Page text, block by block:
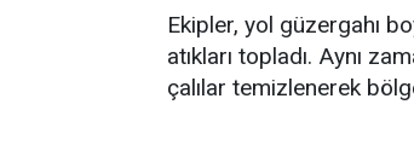
Ekipler, yol güzergahı
atıkları topladı. Aynı
çalılar temizlenerek